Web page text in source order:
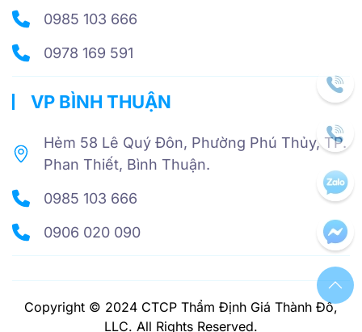
0985 103 666
0978 169 591
VP BÌNH THUẬN
Hẻm 58 Lê Quý Đôn, Phường Phú Thủy, TP.
Phan Thiết, Bình Thuận.
0985 103 666
0906 020 090
Copyright © 2024 CTCP Thẩm Định Giá Thành Đô,
LLC. All Rights Reserved.